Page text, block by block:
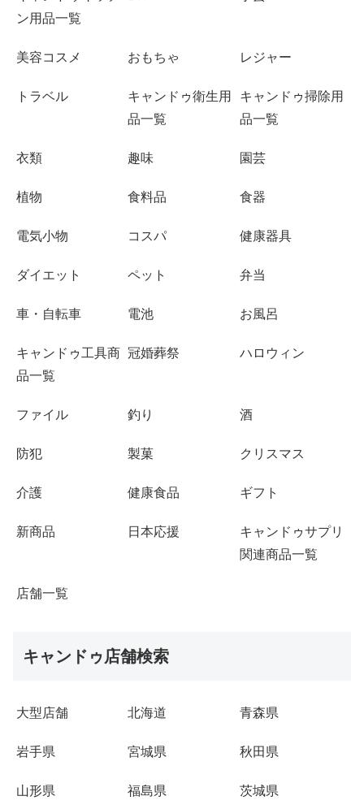
ン用品一覧
美容コスメ おもちゃ レジャー
トラベル
キャンドゥ衛生用
品一覧
キャンドゥ掃除用
品一覧
衣類 趣味 園芸
植物 食料品 食器
電気小物 コスパ 健康器具
ダイエット ペット 弁当
車・自転車 電池 お風呂
キャンドゥ工具商
品一覧
冠婚葬祭 ハロウィン
ファイル 釣り 酒
防犯 製菓 クリスマス
介護 健康食品 ギフト
新商品 日本応援
キャンドゥサプリ
関連商品一覧
店舗一覧
キャンドゥ店舗検索
大型店舗 北海道 青森県
岩手県 宮城県 秋田県
山形県 福島県 茨城県